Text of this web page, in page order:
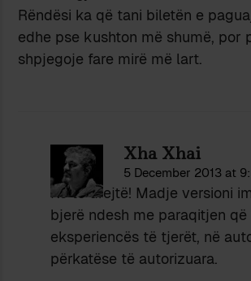
Rëndësi ka që tani biletën e
edhe pse kushton më shumë, por
shpjegoje fare mirë më lart.
Xha Xhai
5 December 2013 at
Ke të drejtë! Madje versioni
bjerë ndesh me paraqitjen që
eksperiencës të tjerët, në
përkatëse të autorizuara.